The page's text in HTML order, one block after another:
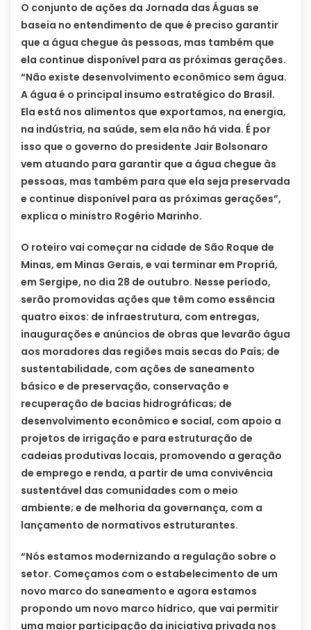
O conjunto de ações da Jornada das Águas se
baseia no entendimento de que é preciso garantir
que a água chegue às pessoas, mas também que
ela continue disponível para as próximas gerações.
“Não existe desenvolvimento econômico sem água.
A água é o principal insumo estratégico do Brasil.
Ela está nos alimentos que exportamos, na energia,
na indústria, na saúde, sem ela não há vida. É por
isso que o governo do presidente Jair Bolsonaro
vem atuando para garantir que a água chegue às
pessoas, mas também para que ela seja preservada
e continue disponível para as próximas gerações”,
explica o ministro Rogério Marinho.
O roteiro vai começar na cidade de São Roque de
Minas, em Minas Gerais, e vai terminar em Propriá,
em Sergipe, no dia 28 de outubro. Nesse período,
serão promovidas ações que têm como essência
quatro eixos: de infraestrutura, com entregas,
inaugurações e anúncios de obras que levarão água
aos moradores das regiões mais secas do País; de
sustentabilidade, com ações de saneamento
básico e de preservação, conservação e
recuperação de bacias hidrográficas; de
desenvolvimento econômico e social, com apoio a
projetos de irrigação e para estruturação de
cadeias produtivas locais, promovendo a geração
de emprego e renda, a partir de uma convivência
sustentável das comunidades com o meio
ambiente; e de melhoria da governança, com a
lançamento de normativos estruturantes.
“Nós estamos modernizando a regulação sobre o
setor. Começamos com o estabelecimento de um
novo marco do saneamento e agora estamos
propondo um novo marco hídrico, que vai permitir
uma maior participação da iniciativa privada nos